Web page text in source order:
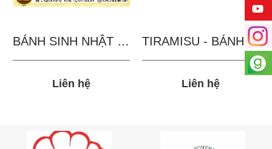
BÁNH SINH NHẬT IN...
Liên hệ
TIRAMISU - BÁNH TẶNG...
Liên hệ